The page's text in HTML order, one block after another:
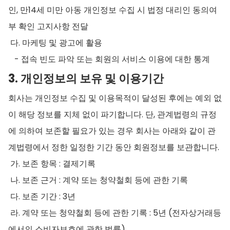
인, 만14세 미만 아동 개인정보 수집 시 법정 대리인 동의여
부 확인 고지사항 전달
다. 마케팅 및 광고에 활용
- 접속 빈도 파악 또는 회원의 서비스 이용에 대한 통계
3. 개인정보의 보유 및 이용기간
회사는 개인정보 수집 및 이용목적이 달성된 후에는 예외 없
이 해당 정보를 지체 없이 파기합니다. 단, 관계법령의 규정
에 의하여 보존할 필요가 있는 경우 회사는 아래와 같이 관
계법령에서 정한 일정한 기간 동안 회원정보를 보관합니다.
가. 보존 항목 : 결제기록
나. 보존 근거 : 계약 또는 청약철회 등에 관한 기록
다. 보존 기간 : 3년
라. 계약 또는 청약철회 등에 관한 기록 : 5년 (전자상거래등